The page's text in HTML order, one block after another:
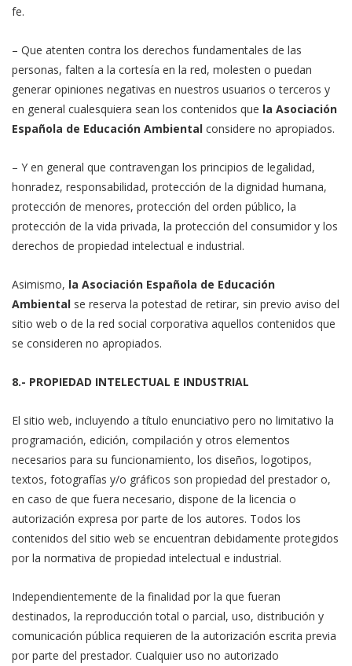
fe.
– Que atenten contra los derechos fundamentales de las
personas, falten a la cortesía en la red, molesten o puedan
generar opiniones negativas en nuestros usuarios o terceros y
en general cualesquiera sean los contenidos que la Asociación
Española de Educación Ambiental considere no apropiados.
– Y en general que contravengan los principios de legalidad,
honradez, responsabilidad, protección de la dignidad humana,
protección de menores, protección del orden público, la
protección de la vida privada, la protección del consumidor y los
derechos de propiedad intelectual e industrial.
Asimismo, la Asociación Española de Educación
Ambiental se reserva la potestad de retirar, sin previo aviso del
sitio web o de la red social corporativa aquellos contenidos que
se consideren no apropiados.
8.- PROPIEDAD INTELECTUAL E INDUSTRIAL
El sitio web, incluyendo a título enunciativo pero no limitativo la
programación, edición, compilación y otros elementos
necesarios para su funcionamiento, los diseños, logotipos,
textos, fotografías y/o gráficos son propiedad del prestador o,
en caso de que fuera necesario, dispone de la licencia o
autorización expresa por parte de los autores. Todos los
contenidos del sitio web se encuentran debidamente protegidos
por la normativa de propiedad intelectual e industrial.
Independientemente de la finalidad por la que fueran
destinados, la reproducción total o parcial, uso, distribución y
comunicación pública requieren de la autorización escrita previa
por parte del prestador. Cualquier uso no autorizado